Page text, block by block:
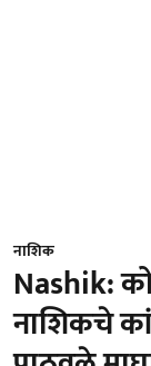
नाशिक
Nashik:
नाशिकचे